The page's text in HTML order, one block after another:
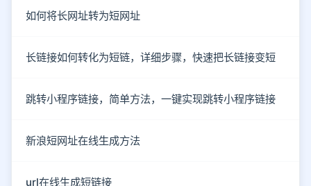
如何将长网址转为短网址
长链接如何转化为短链，详细步骤，快速把长链接变短
跳转小程序链接，简单方法，一键实现跳转小程序链接
新浪短网址在线生成方法
url在线生成短链接